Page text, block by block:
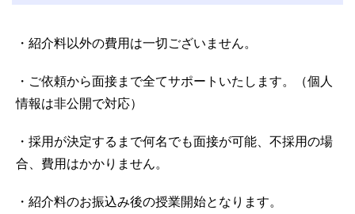
・紹介料以外の費用は一切ございません。
・ご依頼から面接まで全てサポートいたします。（個人
情報は非公開で対応）
・採用が決定するまで何名でも面接が可能、不採用の場
合、費用はかかりません。
・紹介料のお振込み後の授業開始となります。